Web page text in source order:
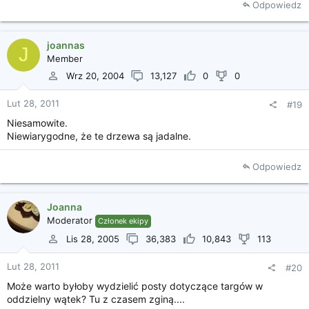
Odpowiedz
J joannas
Member
Wrz 20, 2004
13,127 0 0
Lut 28, 2011 #19
Niesamowite.
Niewiarygodne, że te drzewa są jadalne.
Odpowiedz
Joanna
Moderator Członek ekipy
Lis 28, 2005 36,383 10,843 113
Lut 28, 2011 #20
Może warto byłoby wydzielić posty dotyczące targów w
oddzielny wątek? Tu z czasem zginą....